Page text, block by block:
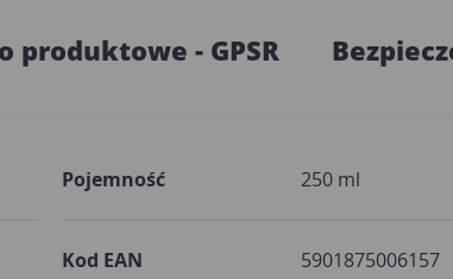
produktowe - GPSR
Pojemność 250 ml
Kod EAN 5901875006157